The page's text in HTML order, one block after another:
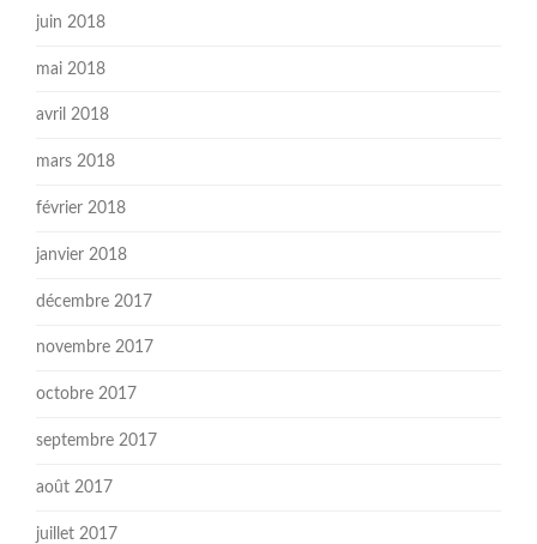
juin 2018
mai 2018
avril 2018
mars 2018
février 2018
janvier 2018
décembre 2017
novembre 2017
octobre 2017
septembre 2017
août 2017
juillet 2017